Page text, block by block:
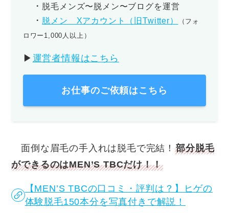
・ 脱毛メンズ〜脱メン〜ブログを運営
・ 脱メン Xアカウント（旧Twitter）
（フォ
ロワー1,000人以上）
▶︎ 運営者情報はこちら
お仕事のご依頼はこちら
面倒な眉毛の手入れは脱毛で完結！部分脱毛
ができるのはMEN’S TBCだけ！！
【MEN’S TBCの口コミ・評判は？】ヒゲの
体験脱毛150本分を写真付きで解説！